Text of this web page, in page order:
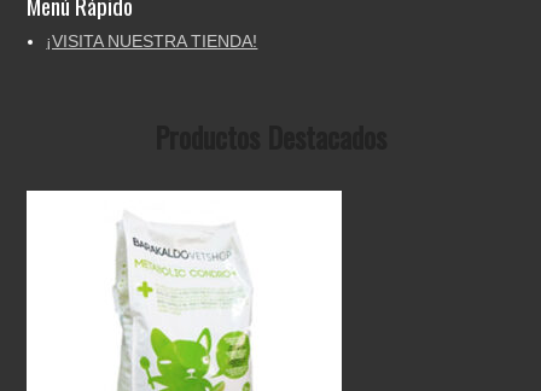
¡VISITA NUESTRA TIENDA!